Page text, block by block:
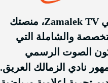
مرحباً بك في Zamalek TV، منصتك
والشاملة التي
الصوت الرسمي
نادي الزمالك العريق.